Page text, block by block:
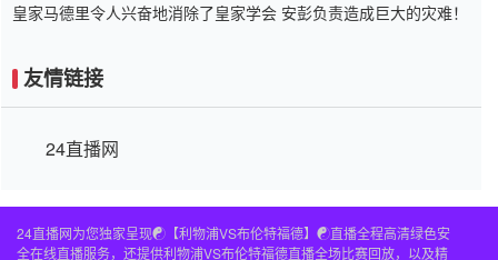
皇家马德里令人兴奋地消除了皇家学会 安彭负责造成巨大的灾难！
友情链接
24直播网
24直播网为您独家呈现☯️【利物浦VS布伦特福德】☯️直播全程高清绿色安
全在线直播服务，还提供利物浦VS布伦特福德直播全场比赛回放，以及精